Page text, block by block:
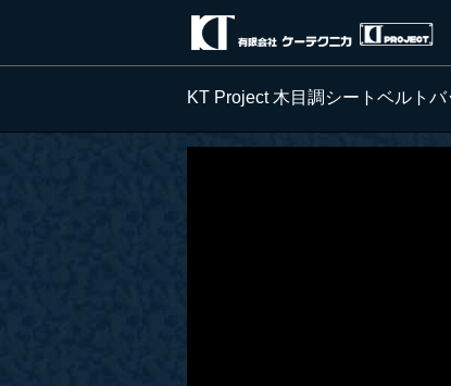
KT Project 木目調シートベルト